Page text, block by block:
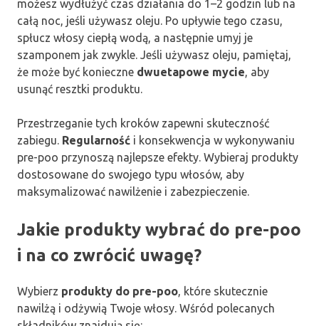
możesz wydłużyć czas działania do 1–2 godzin lub na
całą noc, jeśli używasz oleju. Po upływie tego czasu,
spłucz włosy ciepłą wodą, a następnie umyj je
szamponem jak zwykle. Jeśli używasz oleju, pamiętaj,
że może być konieczne dwuetapowe mycie, aby
usunąć resztki produktu.
Przestrzeganie tych kroków zapewni skuteczność
zabiegu. Regularność i konsekwencja w wykonywaniu
pre-poo przynoszą najlepsze efekty. Wybieraj produkty
dostosowane do swojego typu włosów, aby
maksymalizować nawilżenie i zabezpieczenie.
Jakie produkty wybrać do pre-poo
i na co zwrócić uwagę?
Wybierz produkty do pre-poo , które skutecznie
nawilżą i odżywią Twoje włosy. Wśród polecanych